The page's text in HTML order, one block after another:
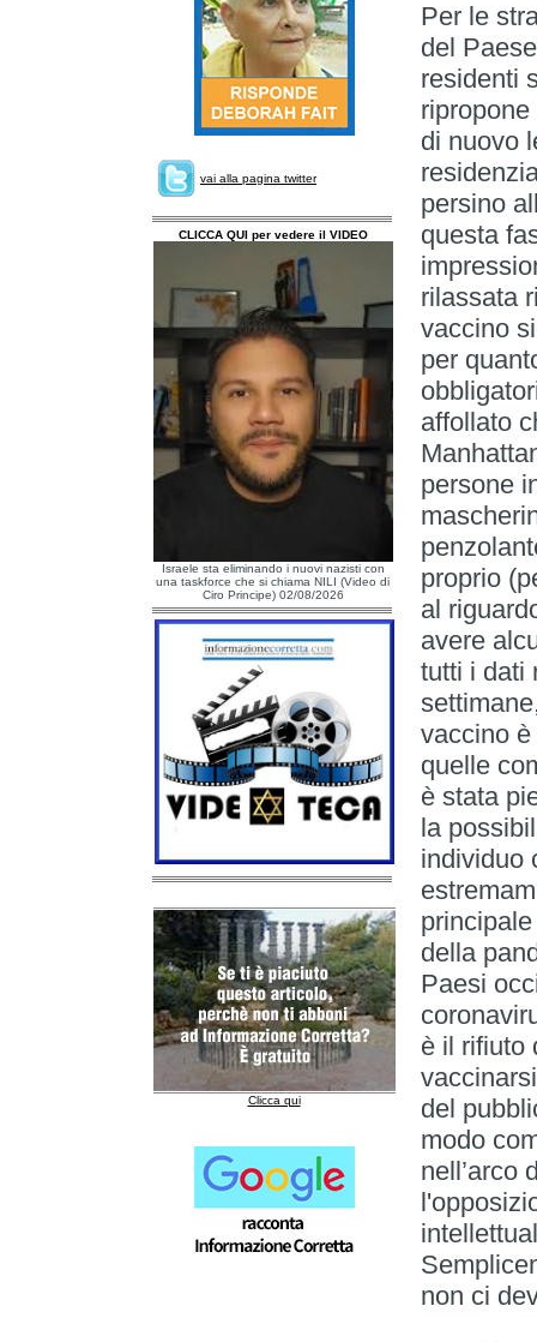
vai alla pagina twitter
CLICCA QUI per vedere il VIDEO
Israele sta eliminando i nuovi nazisti con
una taskforce che si chiama NILI (Video di
Ciro Principe) 02/08/2026
Clicca qui
Per le
del
residenti
di nuovo
persino
questa
rilassata
vaccino
per
affollato
persone
proprio
al
avere
tutti i dati
vaccino
quelle
è stata
la
individuo
della
Paesi
è il rifiuto
del
modo
nell’arco
non ci